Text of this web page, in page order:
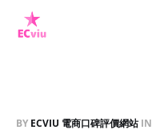
BY ECVIU 電商口碑評價網站IN